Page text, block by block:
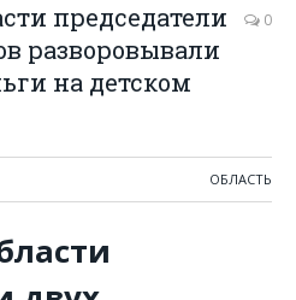
председатели
разворовывали
на детском
0
ОБЛАСТЬ